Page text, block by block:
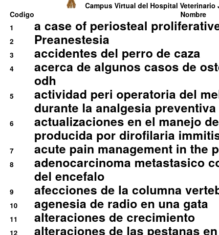
Campus Virtual del Hospital Veterinario
Codigo
Nombre
1
a case of periosteal
2 Preanestesia
3 accidentes del perro de caza
4
acerca de algunos casos de
odh
5
actividad peri operatoria del
durante la analgesia
6
actualizaciones en el manejo
producida por dirofilaria
7 acute pain management in the
8
adenocarcinoma metastasico
del encefalo
9 afecciones de la columna
10 agenesia de radio en una gata
11 alteraciones de crecimiento
12 alteraciones de las pestanas